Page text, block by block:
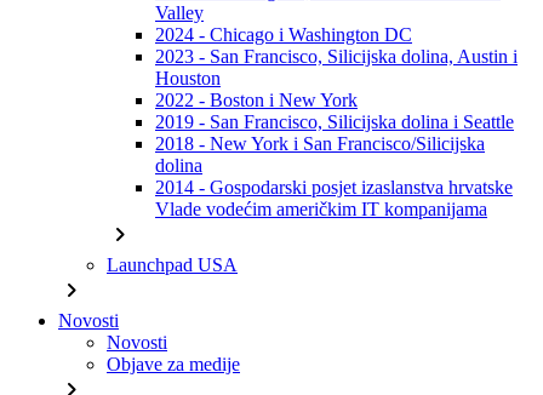
Valley
2024 - Chicago i Washington DC
2023 - San Francisco, Silicijska dolina, Austin i
Houston
2022 - Boston i New York
2019 - San Francisco, Silicijska dolina i Seattle
2018 - New York i San Francisco/Silicijska
dolina
2014 - Gospodarski posjet izaslanstva hrvatske
Vlade vodećim američkim IT kompanijama
chevron_right
Launchpad USA
chevron_right
Novosti
Novosti
Objave za medije